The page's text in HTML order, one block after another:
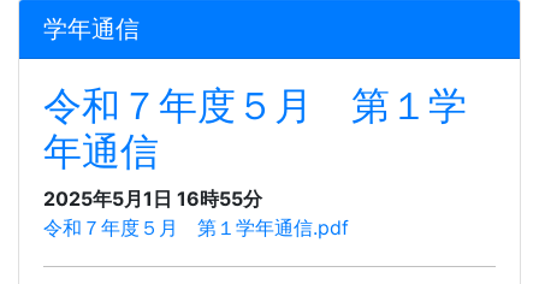
学年通信
令和７年度５月 第１学
年通信
2025年5月1日 16時55分
令和７年度５月 第１学年通信.pdf